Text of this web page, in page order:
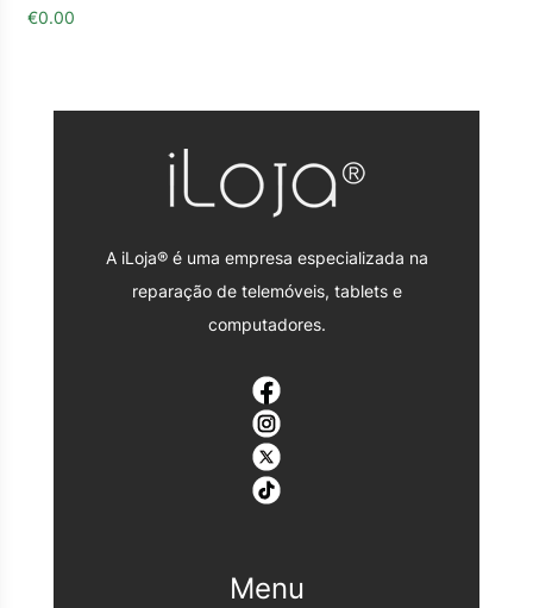
€0.00
A iLoja® é uma empresa especializada na
reparação de telemóveis, tablets e
computadores.
Menu